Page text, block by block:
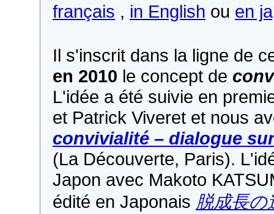
français , in English ou en
Il s'inscrit dans la ligne de
en 2010 le concept de
L'idée a été suivie en
et Patrick Viveret et nous
convivialité – dialogue
(La Découverte, Paris).
Japon avec Makoto
édité en Japonais 脱成長